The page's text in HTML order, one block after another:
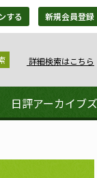
する 新規会員登録
詳細検索はこちら
日評アーカイブズ